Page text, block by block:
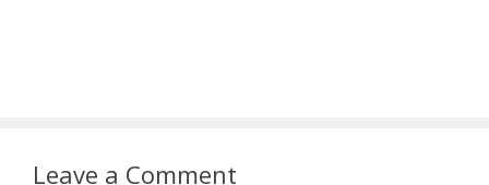
Leave a Comment